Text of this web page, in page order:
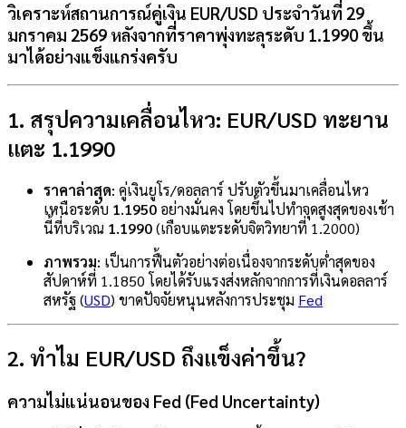
วิเคราะห์สถานการณ์คู่เงิน EUR/USD ประจำวันที่ 29
มกราคม 2569 หลังจากที่ราคาพุ่งทะลุระดับ 1.1990ขึ้น
มาได้อย่างแข็งแกร่งครับ
1. สรุปความเคลื่อนไหว: EUR/USD ทะยาน
แตะ 1.1990
ราคาล่าสุด: คู่เงินยูโร/ดอลลาร์ ปรับตัวขึ้นมาเคลื่อนไหว
เหนือระดับ 1.1950 อย่างมั่นคง โดยขึ้นไปทำจุดสูงสุดของเช้า
นี้ที่บริเวณ 1.1990(เกือบแตะระดับจิตวิทยาที่ 1.2000)
ภาพรวม: เป็นการฟื้นตัวอย่างต่อเนื่องจากระดับต่ำสุดของ
สัปดาห์ที่ 1.1850 โดยได้รับแรงส่งหลักจากการที่เงินดอลลาร์
สหรัฐ (USD) ขาดปัจจัยหนุนหลังการประชุม Fed
2. ทำไม EUR/USD ถึงแข็งค่าขึ้น?
ความไม่แน่นอนของ Fed (Fed Uncertainty)